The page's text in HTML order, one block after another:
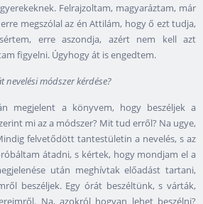
Felrajzoltam, magyaráztam, már
megszólal az én Attilám, hogy ő ezt tudja,
erre aszondja, azért nem kell azt
figyelni. Úgyhogy át is engedtem.
nevelési módszer kérdése?
megjelent a könyvem, hogy beszéljek a
mi az a módszer? Mit tud erről? Na ugye,
felvetődött tantestületin a nevelés, s az
átadni, s kértek, hogy mondjam el a
után meghívtak előadást tartani,
beszéljek. Egy órát beszéltünk, s várták,